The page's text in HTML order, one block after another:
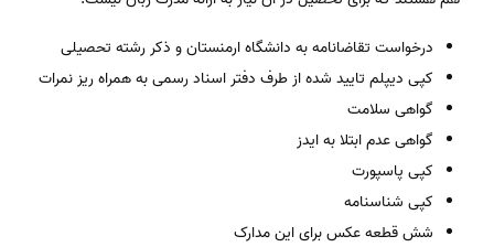
درخواست تقاضانامه به دانشگاه ارمنستان و ذکر رشته تحصیلی
کپی دیپلم تایید شده از طرف دفتر اسناد رسمی به همراه ریز نمرات
گواهی سلامت
گواهی عدم ابتلا به ایدز
کپی پاسپورت
کپی شناسنامه
شش قطعه عکس برای این مدارک